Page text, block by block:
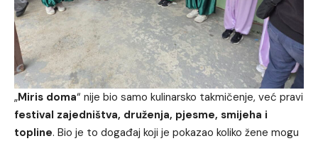
„Miris doma“ nije bio samo kulinarsko takmičenje, već pravi
festival zajedništva, druženja, pjesme, smijeha i
topline. Bio je to događaj koji je pokazao koliko žene mogu